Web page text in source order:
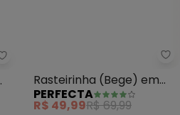
Perfecta - Rasteirinha (Bege)
Rasteirinha (Bege) em
Sintético Verniz
PERFECTA
R$ 49,99R$ 69,99